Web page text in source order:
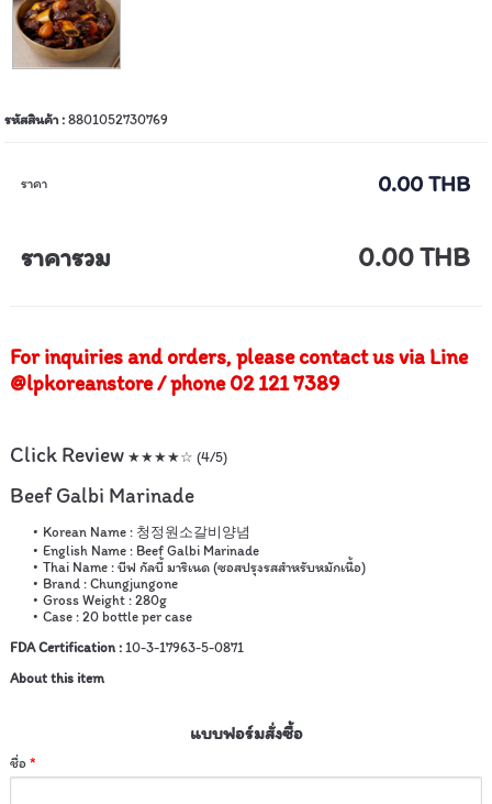
รหัสสินค้า :8801052730769
ราคา 0.00 THB
ราคารวม 0.00 THB
For inquiries and orders, please contact us via Line
@lpkoreanstore / phone 02 121 7389
Click Review ★★★★☆ (4/5)
Beef Galbi Marinade
Korean Name : 청정원소갈비양념
English Name : Beef Galbi Marinade
Thai Name : บีฟ กัลบี้ มาริเนด (ซอสปรุงรสสำหรับหมักเนื้อ)
Brand : Chungjungone
Gross Weight : 280g
Case : 20 bottle per case
FDA Certification : 10-3-17963-5-0871
About this item
แบบฟอร์มสั่งซื้อ
ชื่อ*